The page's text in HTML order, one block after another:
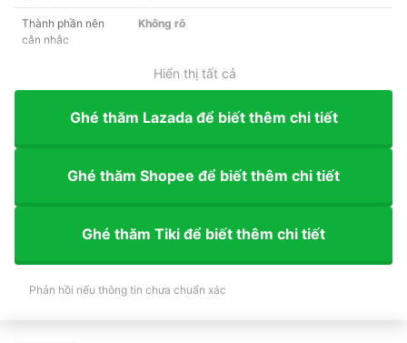
Thành phần nên
cân nhắc
Không rõ
Hiển thị tất cả
Ghé thăm Lazada để biết thêm chi tiết
Ghé thăm Shopee để biết thêm chi tiết
Ghé thăm Tiki để biết thêm chi tiết
Phản hồi nếu thông tin chưa chuẩn xác